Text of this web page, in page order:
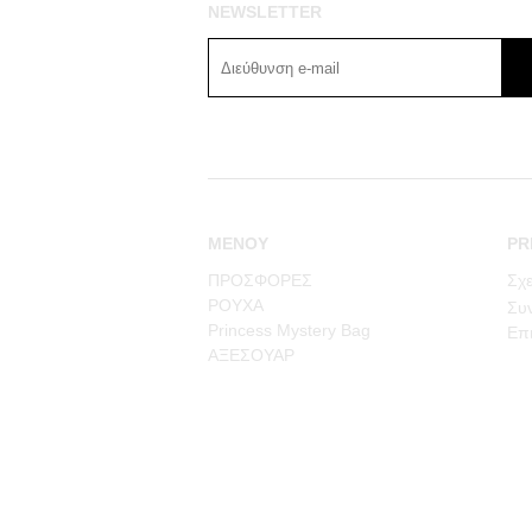
NEWSLETTER
ΜΕΝΟΥ
ΠΡΟΣΦΟΡΕΣ
ΡΟΥΧΑ
Princess Mystery Bag
ΑΞΕΣΟΥΑΡ